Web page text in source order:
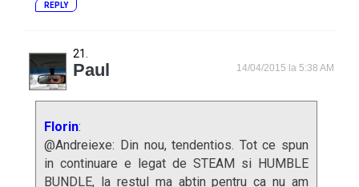
REPLY
Paul 14/04/2015 la 5:38 AM
Florin:
@Andreiexe: Din nou, tendentios. Tot ce spun
in continuare e legat de STEAM si HUMBLE
BUNDLE, la restul ma abtin pentru ca nu am